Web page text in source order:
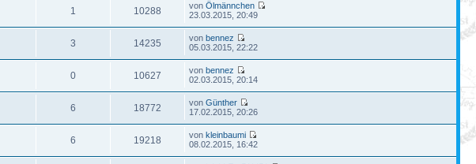
1 10288 vonÖlmännchen
23.03.2015, 20:49
3 14235 vonbennez
05.03.2015, 22:22
0 10627 vonbennez
02.03.2015, 20:14
6 18772 vonGünther
17.02.2015, 20:26
6 19218 vonkleinbaumi
08.02.2015, 16:42